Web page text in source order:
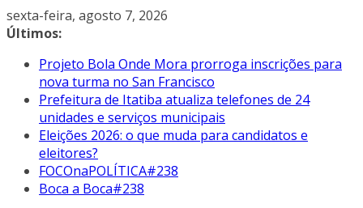
Pular
para
conteúdo
sexta-feira, agosto 7, 2026
Últimos:
Projeto Bola Onde Mora prorroga inscrições para
nova turma no San Francisco
Prefeitura de Itatiba atualiza telefones de 24
unidades e serviços municipais
Eleições 2026: o que muda para candidatos e
eleitores?
FOCOnaPOLÍTICA#238
Boca a Boca#238